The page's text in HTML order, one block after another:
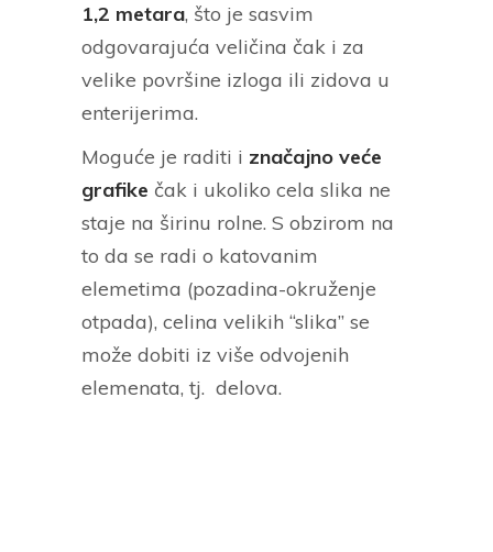
1,2 metara, što je sasvim
odgovarajuća veličina čak i za
velike površine izloga ili zidova u
enterijerima.
Moguće je raditi i značajno veće
grafike čak i ukoliko cela slika ne
staje na širinu rolne. S obzirom na
to da se radi o katovanim
elemetima (pozadina-okruženje
otpada), celina velikih “slika” se
može dobiti iz više odvojenih
elemenata, tj. delova.